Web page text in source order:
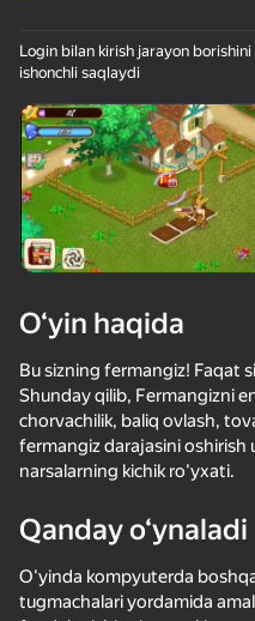
МКАД: вклинься в поток Apple Worm
36
Login bilan kirish jarayon
ishonchli saqlaydi
O‘yin haqida
Bu sizning fermangiz! Faqat
Shunday qilib, Fermangizni
chorvachilik, baliq ovlash,
fermangiz darajasini oshirish
narsalarning kichik ro'yxati.
Qanday o‘ynaladi
O'yinda kompyuterda
tugmachalari yordamida